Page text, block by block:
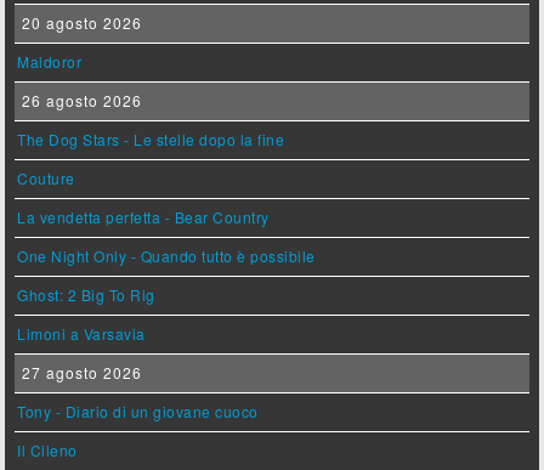
20 agosto 2026
Maldoror
26 agosto 2026
The Dog Stars - Le stelle dopo la fine
Couture
La vendetta perfetta - Bear Country
One Night Only - Quando tutto è possibile
Ghost: 2 Big To Rig
Limoni a Varsavia
27 agosto 2026
Tony - Diario di un giovane cuoco
Il Cileno